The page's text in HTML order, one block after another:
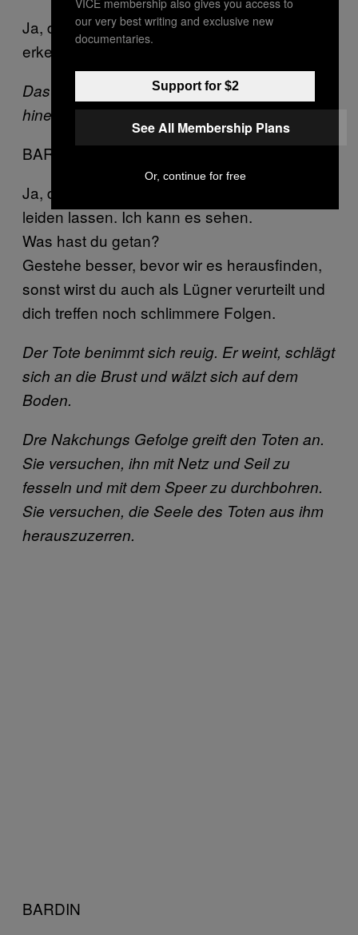
Ja, du verbirgst etwas. Es ist deutlich zu
erkennen. Du verbirgst etwas. Gestehe.
Das Schwein poliert den Spiegel und blickt
hinein.
BARDIN
Ja, du hast eine ganze Familie auf Erden
leiden lassen. Ich kann es sehen.
Was hast du getan?
Gestehe besser, bevor wir es herausfinden,
sonst wirst du auch als Lügner verurteilt und
dich treffen noch schlimmere Folgen.
Der Tote benimmt sich reuig. Er weint, schlägt
sich an die Brust und wälzt sich auf dem
Boden.
Dre Nakchungs Gefolge greift den Toten an.
Sie versuchen, ihn mit Netz und Seil zu
fesseln und mit dem Speer zu durchbohren.
Sie versuchen, die Seele des Toten aus ihm
herauszuzerren.
BARDIN
our very best writing and exclusive new
documentaries.
Support for $2
See All Membership Plans
Or, continue for free